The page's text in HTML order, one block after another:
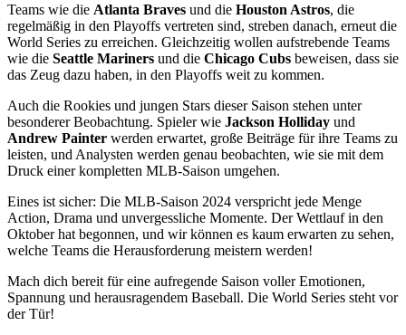
Teams wie die Atlanta Braves und die Houston Astros, die
regelmäßig in den Playoffs vertreten sind, streben danach, erneut die
World Series zu erreichen. Gleichzeitig wollen aufstrebende Teams
wie die Seattle Mariners und die Chicago Cubs beweisen, dass sie
das Zeug dazu haben, in den Playoffs weit zu kommen.
Auch die Rookies und jungen Stars dieser Saison stehen unter
besonderer Beobachtung. Spieler wie Jackson Holliday und
Andrew Painter werden erwartet, große Beiträge für ihre Teams zu
leisten, und Analysten werden genau beobachten, wie sie mit dem
Druck einer kompletten MLB-Saison umgehen.
Eines ist sicher: Die MLB-Saison 2024 verspricht jede Menge
Action, Drama und unvergessliche Momente. Der Wettlauf in den
Oktober hat begonnen, und wir können es kaum erwarten zu sehen,
welche Teams die Herausforderung meistern werden!
Mach dich bereit für eine aufregende Saison voller Emotionen,
Spannung und herausragendem Baseball. Die World Series steht vor
der Tür!